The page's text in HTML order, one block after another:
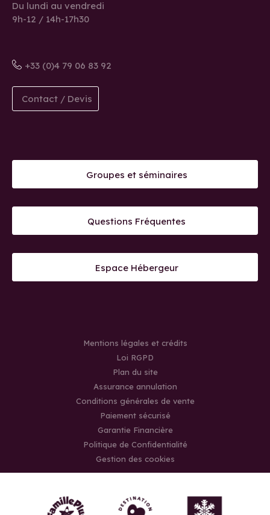
Du lundi au vendredi
9h-12 / 14h-17h30
+33 (0)4 79 06 83 92
Contact / Devis
Groupes et séminaires
Questions Fréquentes
Espace Hébergeur
Mentions légales et crédits
Loi RGPD
Plan du site
Assurance annulation
Conditions générales de vente
Paiement sécurisé
Garantie Financière
Politique de Confidentialité
Gestion des cookies